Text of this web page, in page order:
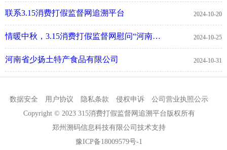
联系3.15消费打假监督网追溯平台 2024-10-20
情暖中秋，3.15消费打假监督网慰问“河南残友” 2024-10-25
河南省少扬土特产食品有限公司 2024-10-31
数据安全 用户协议 隐私条款 侵权申诉
公司营业执照公示
Copyright © 2023 315消费打假监督网追溯平台版权所有
郑州溯码信息科技有限公司技术支持
豫ICP备18009579号-1